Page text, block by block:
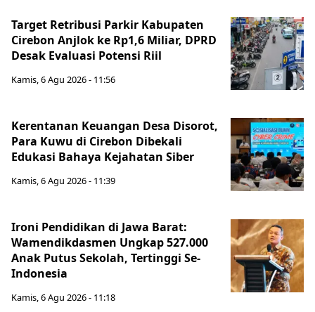
Target Retribusi Parkir Kabupaten
Cirebon Anjlok ke Rp1,6 Miliar, DPRD
Desak Evaluasi Potensi Riil
Kamis, 6 Agu 2026 - 11:56
Kerentanan Keuangan Desa Disorot,
Para Kuwu di Cirebon Dibekali
Edukasi Bahaya Kejahatan Siber
Kamis, 6 Agu 2026 - 11:39
Ironi Pendidikan di Jawa Barat:
Wamendikdasmen Ungkap 527.000
Anak Putus Sekolah, Tertinggi Se-
Indonesia
Kamis, 6 Agu 2026 - 11:18